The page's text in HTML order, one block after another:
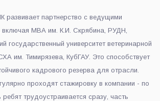
развивает партнерство с ведущими
включая МВА им. К.И. Скрябина, РУДН,
государственный университет ветеринарной
им. Тимирязева, КубГАУ. Это способствует
кадрового резерва для отрасли.
проходят стажировку в компании - по
ребят трудоустраивается сразу, часть